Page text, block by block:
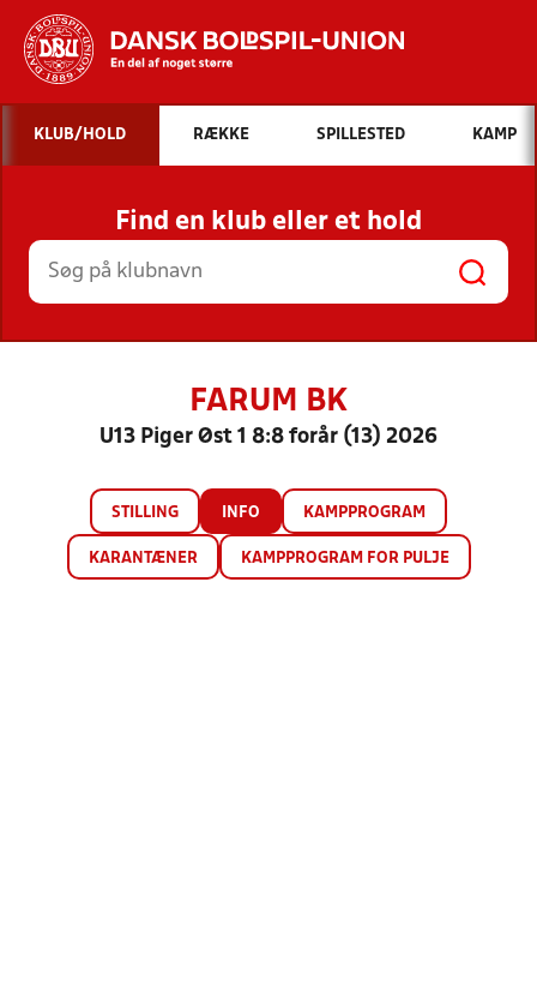
Hvad vil du søge efter?
INDHOLD OG NYHEDER
STILLINGER, RESULTATER, KLUBBER OG
HOLD
KLUB/HOLD RÆKKE SPILLESTED KAMP
Find en klub eller et hold
FARUM BK
U13 Piger Øst 1 8:8 forår (13) 2026
STILLING INFO KAMPPROGRAM
KARANTÆNER KAMPPROGRAM FOR PULJE